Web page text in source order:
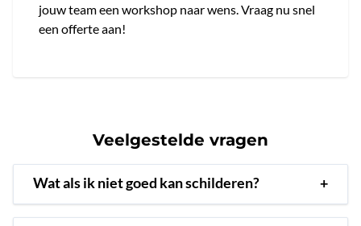
jouw team een workshop naar wens. Vraag nu snel
een offerte aan!
Veelgestelde vragen
Wat als ik niet goed kan schilderen? +